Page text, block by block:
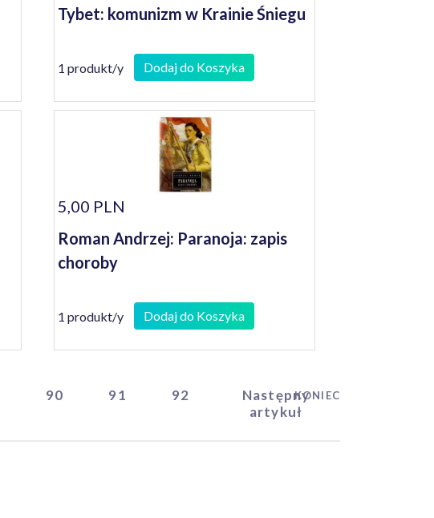
Tybet: komunizm w Krainie Śniegu
1 produkt/y Dodaj do Koszyka
5,00 PLN
Roman Andrzej: Paranoja: zapis
choroby
1 produkt/y Dodaj do Koszyka
90 91 92
Następny
artykuł
KONIEC